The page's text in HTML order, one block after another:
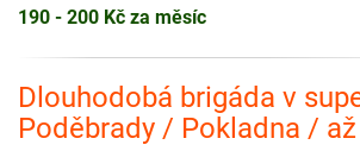
190 - 200 Kč za měsíc
Dlouhodobá brigáda v
Poděbrady / Pokladna /